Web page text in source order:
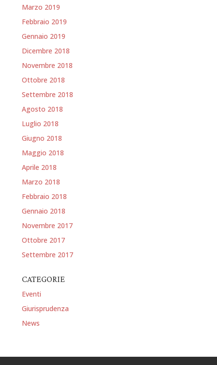
Marzo 2019
Febbraio 2019
Gennaio 2019
Dicembre 2018
Novembre 2018
Ottobre 2018
Settembre 2018
Agosto 2018
Luglio 2018
Giugno 2018
Maggio 2018
Aprile 2018
Marzo 2018
Febbraio 2018
Gennaio 2018
Novembre 2017
Ottobre 2017
Settembre 2017
CATEGORIE
Eventi
Giurisprudenza
News